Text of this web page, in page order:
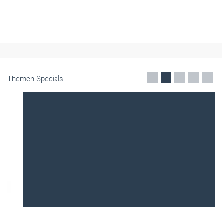
Themen-Specials